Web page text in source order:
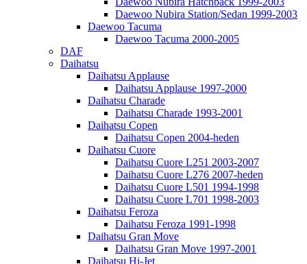
Daewoo Nubira Station/Sedan 1999-2003
Daewoo Tacuma
Daewoo Tacuma 2000-2005
DAF
Daihatsu
Daihatsu Applause
Daihatsu Applause 1997-2000
Daihatsu Charade
Daihatsu Charade 1993-2001
Daihatsu Copen
Daihatsu Copen 2004-heden
Daihatsu Cuore
Daihatsu Cuore L251 2003-2007
Daihatsu Cuore L276 2007-heden
Daihatsu Cuore L501 1994-1998
Daihatsu Cuore L701 1998-2003
Daihatsu Feroza
Daihatsu Feroza 1991-1998
Daihatsu Gran Move
Daihatsu Gran Move 1997-2001
Daihatsu Hi-Jet